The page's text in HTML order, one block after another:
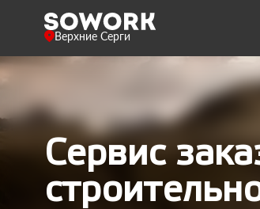
Верхние Серги
Сервис